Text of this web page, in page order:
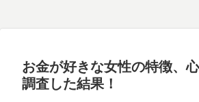
お金が好きな女性の特徴、
調査した結果！